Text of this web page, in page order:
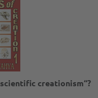
creationism“?